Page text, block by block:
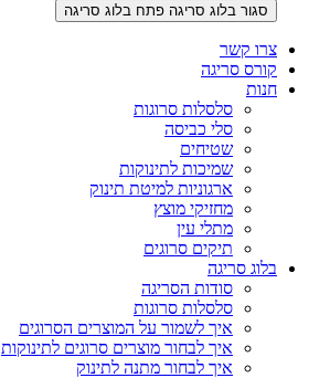
סגור בלוג סריגה פתח בלוג סריגה
צרו קשר
קורס סריגה
חנות
סלסלות סרוגות
סלי כביסה
שטיחים
שמיכות לתינוקות
ארגוניות למיטת תינוק
מחזיקי מוצץ
מתלי עין
תיקים סרוגים
בלוג סריגה
סודות הסריגה
סלסלות סרוגות
איך לשמור על המוצרים הסרוגים
איך לבחור מוצרים סרוגים לתינוקות
איך לבחור מתנה לתינוק